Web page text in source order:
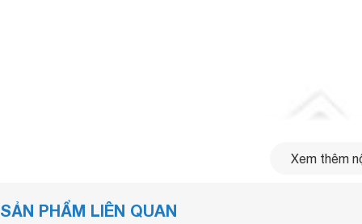
Xem thêm
SẢN PHẨM LIÊN QUAN